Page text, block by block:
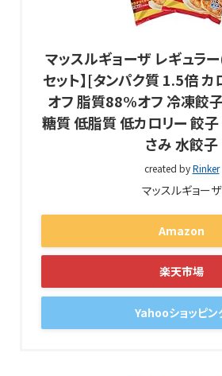
マッスルギョーザ レギュラ
セット】[タンパク質 1.5倍
オフ 脂質88%オフ 冷凍餃
糖質 低脂質 低カロリー 餃子
さみ 水餃子
created byRinker
マッスルギョーザ
Amazon
楽天市場
Yahooショッピン